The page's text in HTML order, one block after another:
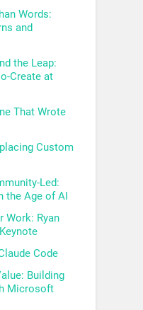
Words:
and
the Leap:
Create at
That Wrote
Custom
Led:
the Age of AI
Work: Ryan
Code
Building
Microsoft